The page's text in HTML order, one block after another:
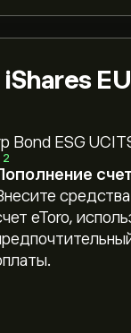
Bond ESG
eToro,